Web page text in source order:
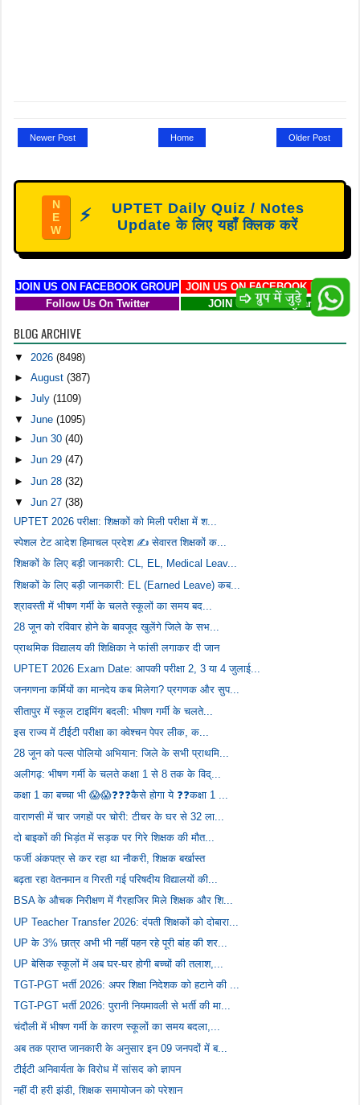
Newer Post Older Post
Home
N
E
W
⚡
UPTET Daily Quiz / Notes
Update के लिए यहाँ क्लिक करें
JOIN US ON FACEBOOK GROUP
JOIN US ON FACEBOOK PAGE
Follow Us On Twitter
JOIN US ON Telegram
BLOG ARCHIVE
▼2026(8498)
►August(387)
►July(1109)
▼June(1095)
►Jun 30(40)
►Jun 29(47)
►Jun 28(32)
▼Jun 27(38)
UPTET 2026 परीक्षा: शिक्षकों को मिली परीक्षा में श...
स्पेशल टेट आदेश हिमाचल प्रदेश ✍️ सेवारत शिक्षकों क...
शिक्षकों के लिए बड़ी जानकारी: CL, EL, Medical Leav...
शिक्षकों के लिए बड़ी जानकारी: EL (Earned Leave) कब...
श्रावस्ती में भीषण गर्मी के चलते स्कूलों का समय बद...
28 जून को रविवार होने के बावजूद खुलेंगे जिले के सभ...
प्राथमिक विद्यालय की शिक्षिका ने फांसी लगाकर दी जान
UPTET 2026 Exam Date: आपकी परीक्षा 2, 3 या 4 जुलाई...
जनगणना कर्मियों का मानदेय कब मिलेगा? प्रगणक और सुप...
सीतापुर में स्कूल टाइमिंग बदली: भीषण गर्मी के चलते...
इस राज्य में टीईटी परीक्षा का क्वेश्चन पेपर लीक, क...
28 जून को पल्स पोलियो अभियान: जिले के सभी प्राथमि...
अलीगढ़: भीषण गर्मी के चलते कक्षा 1 से 8 तक के विद्...
कक्षा 1 का बच्चा भी 😱😱❓❓❓कैसे होगा ये ❓❓कक्षा 1 ...
वाराणसी में चार जगहों पर चोरी: टीचर के घर से 32 ला...
दो बाइकों की भिड़ंत में सड़क पर गिरे शिक्षक की मौत...
फर्जी अंकपत्र से कर रहा था नौकरी, शिक्षक बर्खास्त
बढ़ता रहा वेतनमान व गिरती गई परिषदीय विद्यालयों की...
BSA के औचक निरीक्षण में गैरहाजिर मिले शिक्षक और शि...
UP Teacher Transfer 2026: दंपती शिक्षकों को दोबारा...
UP के 3% छात्र अभी भी नहीं पहन रहे पूरी बांह की शर...
UP बेसिक स्कूलों में अब घर-घर होगी बच्चों की तलाश,...
TGT-PGT भर्ती 2026: अपर शिक्षा निदेशक को हटाने की ...
TGT-PGT भर्ती 2026: पुरानी नियमावली से भर्ती की मा...
चंदौली में भीषण गर्मी के कारण स्कूलों का समय बदला,...
अब तक प्राप्त जानकारी के अनुसार इन 09 जनपदों में ब...
टीईटी अनिवार्यता के विरोध में सांसद को ज्ञापन
नहीं दी हरी झंडी, शिक्षक समायोजन को परेशान